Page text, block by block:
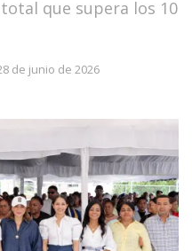
que supera los 10
de junio de 2026